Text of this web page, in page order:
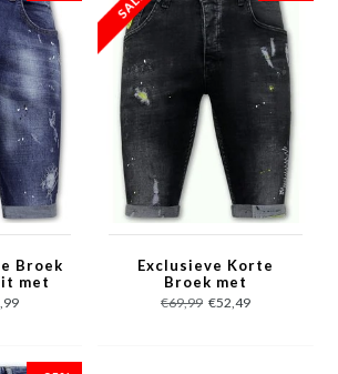
Broek
met
Blauw
Exclusieve Korte
Broek met
Verfspatten Heren -
1022 - Zwart
€69,99 €52,49